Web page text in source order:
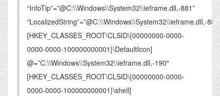
“InfoTip”=”@C:\\Windows\\System32\\ieframe.dll,-881”
“LocalizedString”=”@C:\\Windows\\System32\\ieframe.dll,-
[HKEY_CLASSES_ROOT\CLSID\{00000000-0000-
0000-0000-100000000001}\DefaultIcon]
@=”C:\\Windows\\System32\\ieframe.dll,-190″
[HKEY_CLASSES_ROOT\CLSID\{00000000-0000-
0000-0000-100000000001}\shell]